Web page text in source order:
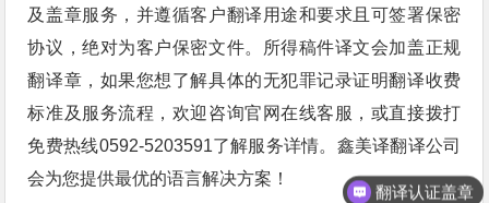
及盖章服务，并遵循客户翻译用途和要求且可签署保密
协议，绝对为客户保密文件。所得稿件译文会加盖正规
翻译章，如果您想了解具体的无犯罪记录证明翻译收费
标准及服务流程，欢迎咨询官网在线客服，或直接拨打
免费热线0592-5203591了解服务详情。鑫美译翻译公司
会为您提供最优的语言解决方案！
翻译认证盖章